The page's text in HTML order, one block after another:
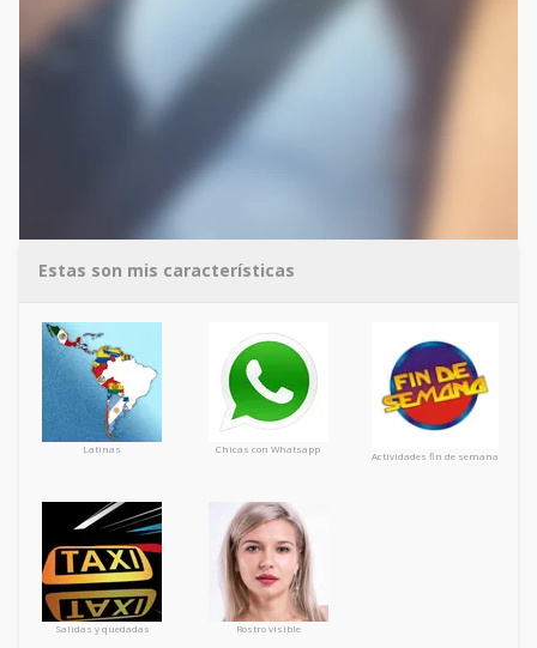
Estas son mis características
Latinas Chicas con Whatsapp
Actividades fin de semana
Salidas y quedadas Rostro visible